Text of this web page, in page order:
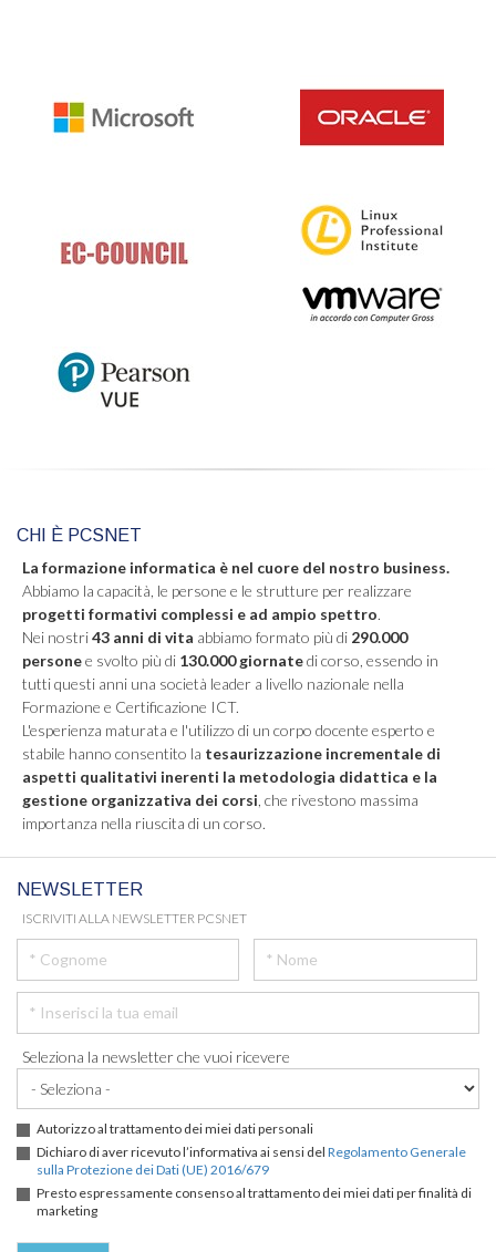
CHI È PCSNET
La formazione informatica è nel cuore del nostro business.
Abbiamo la capacità, le persone e le strutture per realizzare
progetti formativi complessi e ad ampio spettro.
Nei nostri43 anni di vita abbiamo formato più di 290.000
personee svolto più di 130.000 giornatedi corso, essendo in
tutti questi anni una società leader a livello nazionale nella
Formazione e Certificazione ICT.
L'esperienza maturata e l'utilizzo di un corpo docente esperto e
stabile hanno consentito la tesaurizzazione incrementale di
aspetti qualitativi inerenti la metodologia didattica e la
gestione organizzativa dei corsi , che rivestono massima
importanza nella riuscita di un corso.
NEWSLETTER
ISCRIVITI ALLA NEWSLETTER PCSNET
Seleziona la newsletter che vuoi ricevere
Autorizzo al trattamento dei miei dati personali
Dichiaro di aver ricevuto l’informativa ai sensi del Regolamento Generale
sulla Protezione dei Dati (UE) 2016/679
Presto espressamente consenso al trattamento dei miei dati per finalità di
marketing